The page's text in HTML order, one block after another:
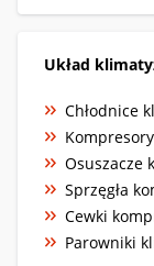
Układ
Chłodnice
Osuszacze
Sprzęgła
Cewki
Parowniki